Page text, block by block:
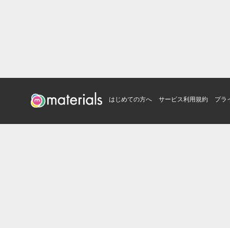
はじめての方へ サービス利用規約 プラ